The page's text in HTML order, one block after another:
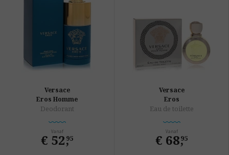
Versace
Eros Homme
Deodorant
Vanaf
€ 52,
95
Versace
Eros
Eau de toilette
Vanaf
€ 68,
95